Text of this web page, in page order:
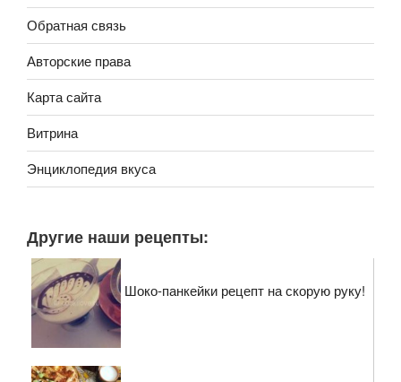
Обратная связь
Авторские права
Карта сайта
Витрина
Энциклопедия вкуса
Другие наши рецепты:
Шоко-панкейки рецепт на скорую руку!